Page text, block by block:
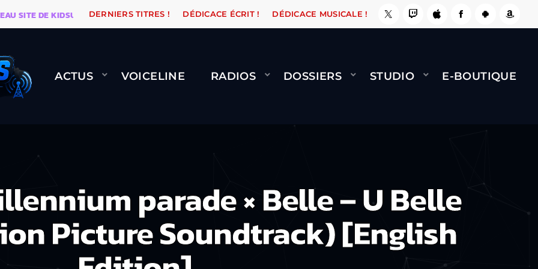
DE KIDSUNE WARÉTRO ORANGE ROAD QUI PASSE, ÇA LE FAIT ! NAMI BERNARD MINET - FLY
DERNIERS TITRES ! DÉDICACE ÉCRIT ! DÉDICACE MUSICALE !
ACTUS VOICELINE RADIOS DOSSIERS STUDIO E-BOUTIQUE
parade × Belle – U Belle
Picture Soundtrack) [English